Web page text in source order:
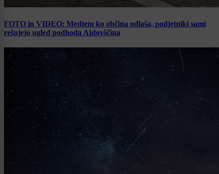
FOTO in VIDEO: Medtem ko občina odlaša, podjetniki sami
rešujejo ugled podhoda Ajdovščina